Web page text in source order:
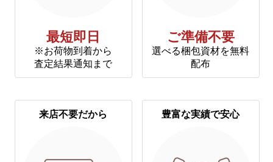
最短即日
※お荷物到着から
査定結果通知まで
ご準備不要
選べる梱包資材を無料
配布
来店不要だから 豊富な実績で安心